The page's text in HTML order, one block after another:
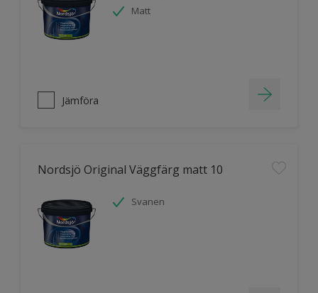
Matt
Jämföra
Nordsjö Original Väggfärg matt 10
Svanen